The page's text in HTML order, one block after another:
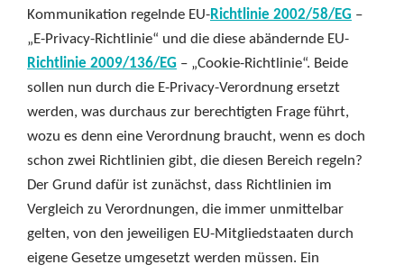
Kommunikation regelnde EU-Richtlinie 2002/58/EG –
„E-Privacy-Richtlinie“ und die diese abändernde EU-
Richtlinie 2009/136/EG – „Cookie-Richtlinie“. Beide
sollen nun durch die E-Privacy-Verordnung ersetzt
werden, was durchaus zur berechtigten Frage führt,
wozu es denn eine Verordnung braucht, wenn es doch
schon zwei Richtlinien gibt, die diesen Bereich regeln?
Der Grund dafür ist zunächst, dass Richtlinien im
Vergleich zu Verordnungen, die immer unmittelbar
gelten, von den jeweiligen EU-Mitgliedstaaten durch
eigene Gesetze umgesetzt werden müssen. Ein